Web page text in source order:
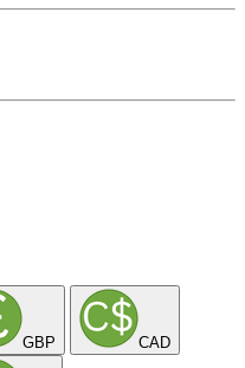
GBP CAD